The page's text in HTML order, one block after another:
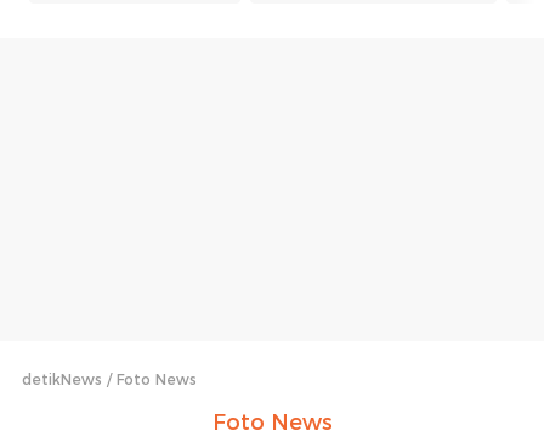
detikNews Foto News
Foto News